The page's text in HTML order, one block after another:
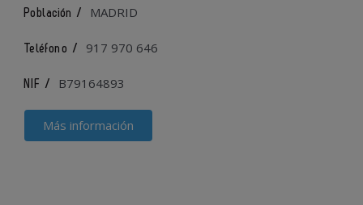
Población / MADRID
Teléfono / 917 970 646
NIF / B79164893
Más información